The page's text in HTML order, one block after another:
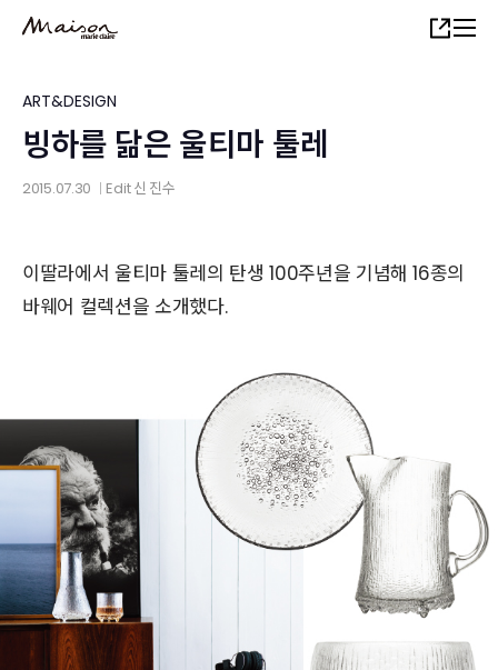
content
Share
ART&DESIGN
빙하를 닮은 울티마 툴레
2015.07.30 Edit신 진수
이딸라에서 울티마 툴레의 탄생 100주년을 기념해 16종의
바웨어 컬렉션을 소개했다.